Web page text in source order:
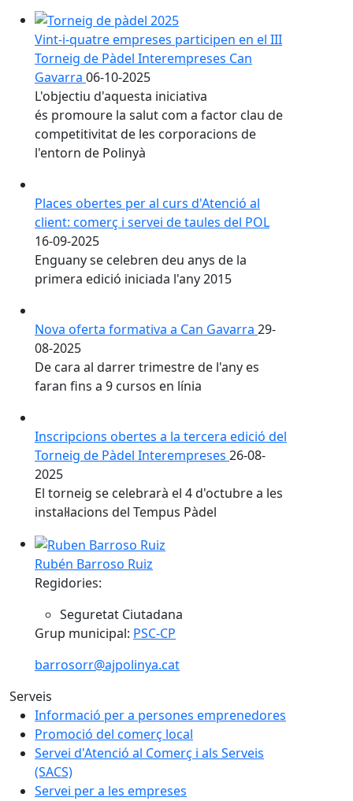
Vint-i-quatre empreses participen en el III
Torneig de Pàdel Interempreses Can
Gavarra 06-10-2025
L'objectiu d'aquesta iniciativa
és promoure la salut com a factor clau de
competitivitat de les corporacions de
l'entorn de Polinyà
Places obertes per al curs d'Atenció al
client: comerç i servei de taules del POL
16-09-2025
Enguany se celebren deu anys de la
primera edició iniciada l'any 2015
Nova oferta formativa a Can Gavarra 29-
08-2025
De cara al darrer trimestre de l'any es
faran fins a 9 cursos en línia
Inscripcions obertes a la tercera edició del
Torneig de Pàdel Interempreses 26-08-
2025
El torneig se celebrarà el 4 d'octubre a les
instal·lacions del Tempus Pàdel
Rubén Barroso Ruiz
Regidories:
Seguretat Ciutadana
Grup municipal: PSC-CP
barrosorr@ajpolinya.cat
Serveis
Informació per a persones emprenedores
Promoció del comerç local
Servei d'Atenció al Comerç i als Serveis
(SACS)
Servei per a les empreses